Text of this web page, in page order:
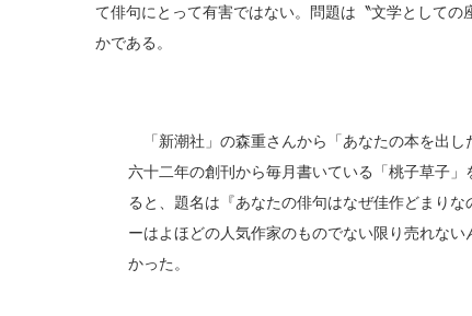
て俳句にとって有害ではない。問題は〝文学として
かである。
「新潮社」の森重さんから「あなたの本を出
六十二年の創刊から毎月書いている「桃子草子
ると、題名は『あなたの俳句はなぜ佳作どまり
ーはよほどの人気作家のものでない限り売れな
かった。